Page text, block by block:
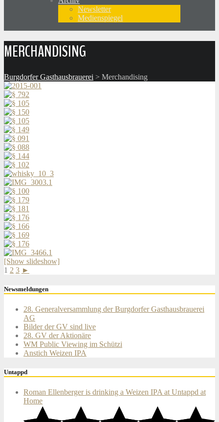
Newsletter
Medienspiegel
MERCHANDISING
Burgdorfer Gasthausbrauerei > Merchandising
[Show slideshow]
1 2 3 ►
Newsmeldungen
28. Generalversammlung der Burgdorfer Gasthausbrauerei
AG
Bilder der GV sind live
28. GV der Aktionäre
WM Public Viewing im Schützi
Anstich Weizen IPA
Untappd
Roman Ellenberger is drinking a Weizen IPA at Untappd at
Home